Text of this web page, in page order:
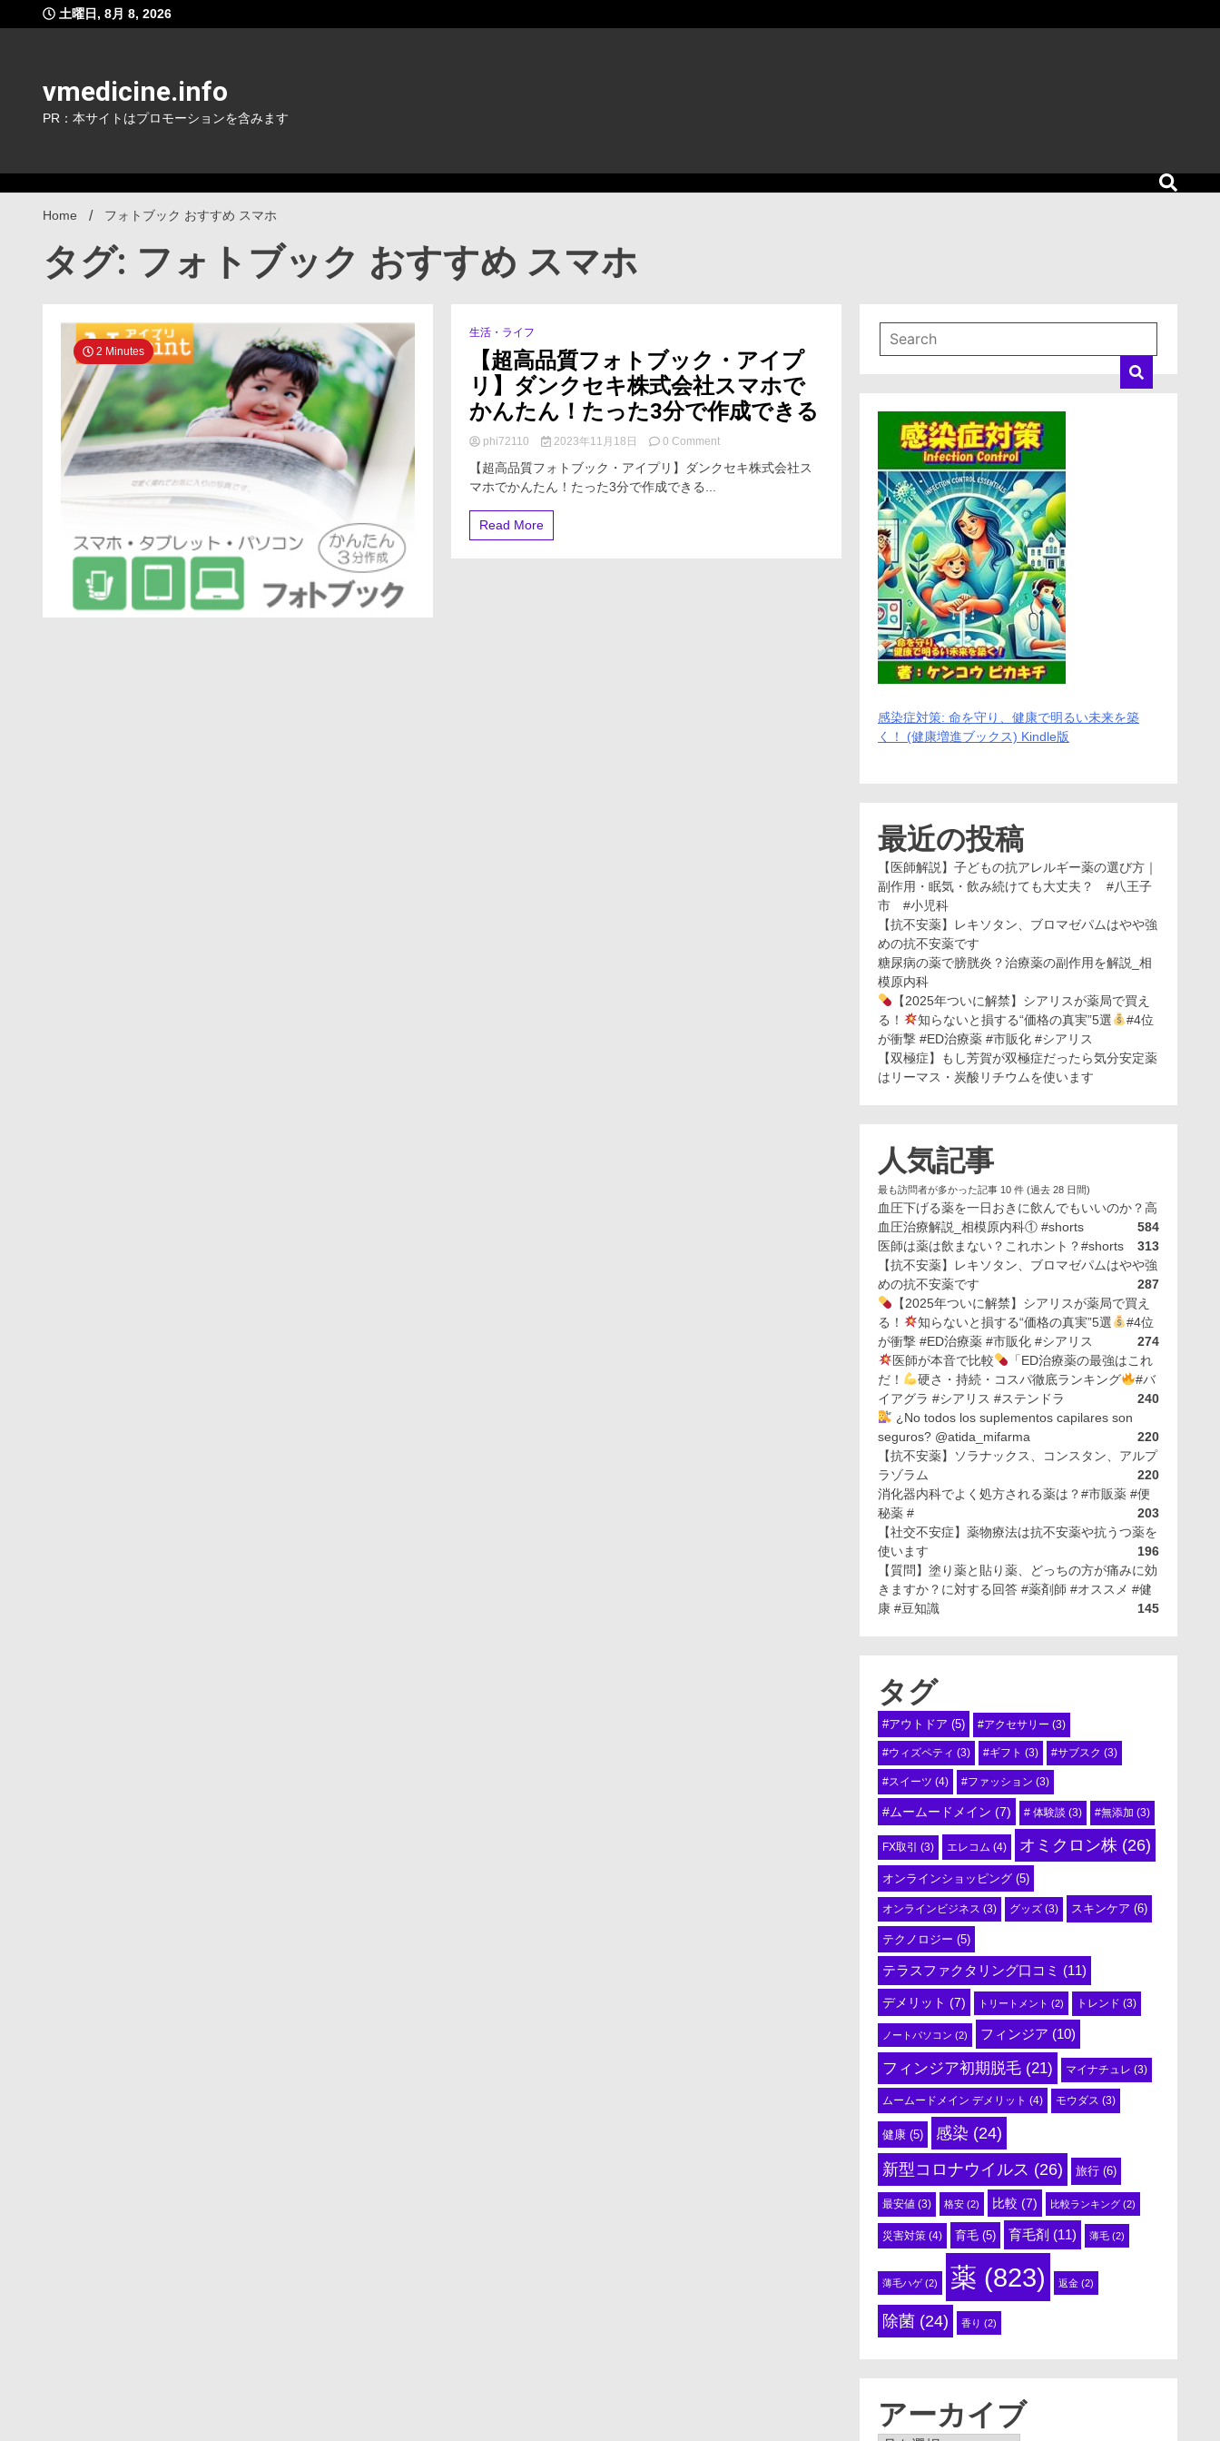
to
土曜日, 8月 8, 2026
vmedicine.info
PR：本サイトはプロモーションを含みます
Home フォトブック おすすめ スマホ
タグ: フォトブック おすすめ スマホ
2 Minutes
生活・ライフ
【超高品質フォトブック・アイプ
リ】ダンクセキ株式会社スマホで
かんたん！たった3分で作成できる
phi72110 2023年11月18日 0 Commenton
高
【超高品質フォトブック・アイプリ】ダンクセキ株式会社ス
マホでかんたん！たった3分で作成できる...
Read More
感染症対策: 命を守り、健康で明るい未来を築
く！ (健康増進ブックス) Kindle版
最近の投稿
【医師解説】子どもの抗アレルギー薬の選び方｜
副作用・眠気・飲み続けても大丈夫？ #八王子
市 #小児科
【抗不安薬】レキソタン、ブロマゼパムはやや強
めの抗不安薬です
糖尿病の薬で膀胱炎？治療薬の副作用を解説_相
模原内科
【2025年ついに解禁】シアリスが薬局で買え
る！
知らないと損する“価格の真実”5選
#4位
が衝撃 #ED治療薬 #市販化 #シアリス
【双極症】もし芳賀が双極症だったら気分安定薬
はリーマス・炭酸リチウムを使います
人気記事
最も訪問者が多かった記事 10 件 (過去 28 日間)
血圧下げる薬を一日おきに飲んでもいいのか？高
血圧治療解説_相模原内科① #shorts
584
医師は薬は飲まない？これホント？#shorts
313
【抗不安薬】レキソタン、ブロマゼパムはやや強
めの抗不安薬です
287
【2025年ついに解禁】シアリスが薬局で買え
る！
知らないと損する“価格の真実”5選
#4位
が衝撃 #ED治療薬 #市販化 #シアリス
274
医師が本音で比較
「ED治療薬の最強はこれ
だ！
硬さ・持続・コスパ徹底ランキング
#バ
イアグラ #シアリス #ステンドラ
240
¿No todos los suplementos capilares son
seguros? @atida_mifarma
220
【抗不安薬】ソラナックス、コンスタン、アルプ
ラゾラム
220
消化器内科でよく処方される薬は？#市販薬 #便
秘薬 #
203
【社交不安症】薬物療法は抗不安薬や抗うつ薬を
使います
196
【質問】塗り薬と貼り薬、どっちの方が痛みに効
きますか？に対する回答 #薬剤師 #オススメ #健
康 #豆知識
145
タグ
#アウトドア (5) #アクセサリー (3)
#ウィズペティ (3) #ギフト (3) #サブスク (3)
#スイーツ (4) #ファッション (3)
#ムームードメイン (7) # 体験談 (3) #無添加 (3)
FX取引 (3) エレコム (4) オミクロン株 (26)
オンラインショッピング (5)
オンラインビジネス (3) グッズ (3) スキンケア (6)
テクノロジー (5)
テラスファクタリング口コミ (11)
デメリット (7) トリートメント (2) トレンド (3)
ノートパソコン (2) フィンジア (10)
フィンジア初期脱毛 (21) マイナチュレ (3)
ムームードメイン デメリット (4) モウダス (3)
健康 (5) 感染 (24)
新型コロナウイルス (26) 旅行 (6)
最安値 (3) 格安 (2) 比較 (7) 比較ランキング (2)
災害対策 (4) 育毛 (5) 育毛剤 (11) 薄毛 (2)
薄毛ハゲ(2) 薬 (823) 返金 (2)
除菌 (24) 香り (2)
アーカイブ